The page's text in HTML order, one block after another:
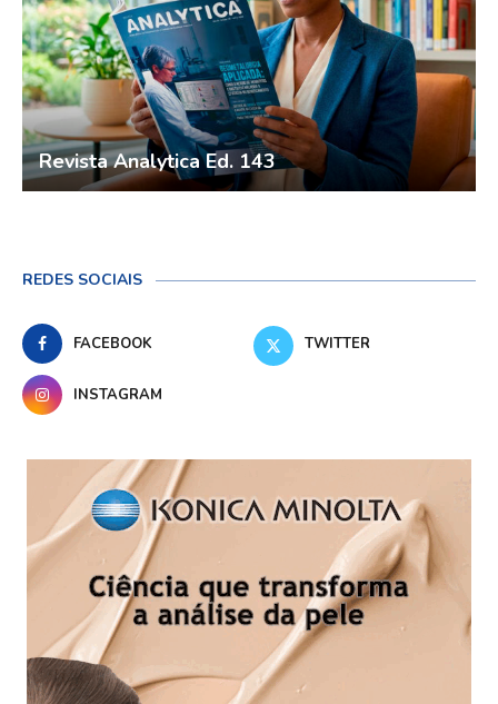
Revista Analytica Ed. 143
REDES SOCIAIS
FACEBOOK TWITTER
INSTAGRAM